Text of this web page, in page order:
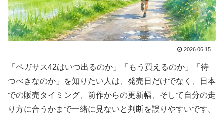
2026.06.15
「ペガサス42はいつ出るのか」「もう買えるのか」「待
つべきなのか」を知りたい人は、発売日だけでなく、日本
での販売タイミング、前作からの更新幅、そして自分の走
り方に合うかまで一緒に見ないと判断を誤りやすいです。